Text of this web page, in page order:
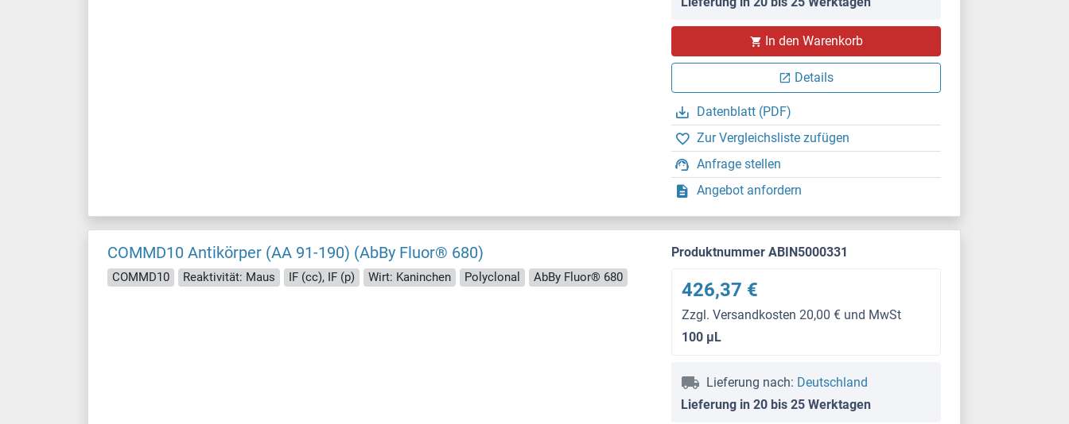
In den Warenkorb
Details
Datenblatt (PDF)
Zur Vergleichsliste zufügen
Anfrage stellen
Angebot anfordern
COMMD10 Antikörper (AA 91-190) (AbBy Fluor® 680)
COMMD10 Reaktivität: Maus IF (cc), IF (p) Wirt: Kaninchen Polyclonal AbBy Fluor® 680
Produktnummer ABIN5000331
426,37 €
Zzgl. Versandkosten 20,00 € und MwSt
100 μL
Lieferung nach: Deutschland
Lieferung in 20 bis 25 Werktagen